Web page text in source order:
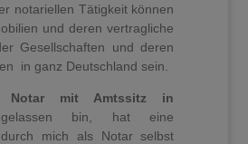
notariellen Tätigkeit können
und deren vertragliche
Gesellschaften und deren
in ganz Deutschland sein.
mit Amtssitz in
bin, hat eine
durch mich als Notar selbst